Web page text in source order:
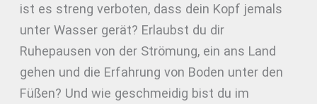
ist es streng verboten, dass dein Kopf jemals
unter Wasser gerät? Erlaubst du dir
Ruhepausen von der Strömung, ein ans Land
gehen und die Erfahrung von Boden unter den
Füßen? Und wie geschmeidig bist du im